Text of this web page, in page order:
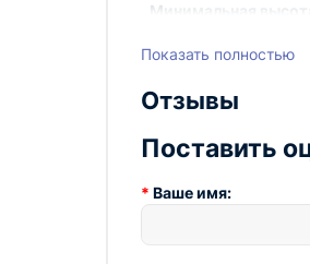
Грузоподъемность, кг
Минимальная
Мощность
Напряжение, В
Показать полностью
Отзывы
Поставить
Ваше имя: